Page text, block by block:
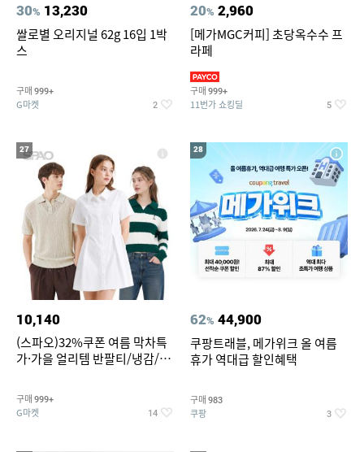
30% 13,230
쌀로별 오리지널 62g 16입 1박
스
구매 999+
G마켓 2
20% 2,960
[메가MGC커피] 초당옥수수 프
라페
구매 999+
11번가 쇼킹딜 5
27
10,140
(스파오)32%쿠폰 여름 막차특
가·가을 얼리템 반팔티/냉감/반
건 외 ~74%OFF
구매 999+
G마켓 14
28
62% 44,900
쿠팡트래블, 메가위크 올 여름
휴가 역대급 할인혜택
구매 983
쿠팡 3